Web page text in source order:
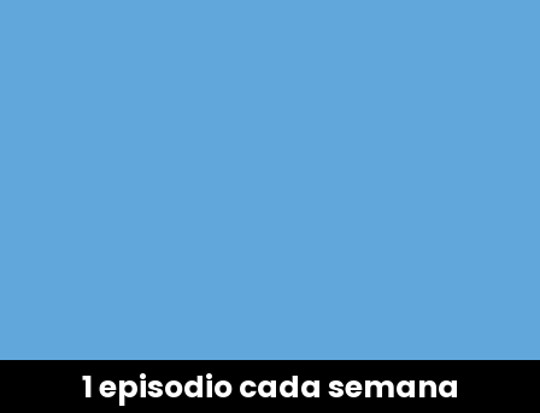
1 episodio cada semana